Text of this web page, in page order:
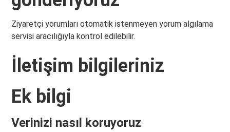
Ziyaretçi yorumları otomatik istenmeyen yorum algılama
servisi aracılığıyla kontrol edilebilir.
İletişim bilgileriniz
Ek bilgi
Verinizi nasıl koruyoruz